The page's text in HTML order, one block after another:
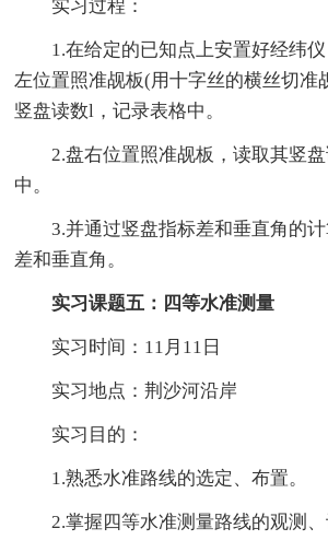
实习过程：
1.在给定的已知点上安置好经纬仪
左位置照准觇板(用十字丝的横丝切准
竖盘读数l，记录表格中。
2.盘右位置照准觇板，读取其竖盘
中。
3.并通过竖盘指标差和垂直角的计
差和垂直角。
实习课题五：四等水准测量
实习时间：11月11日
实习地点：荆沙河沿岸
实习目的：
1.熟悉水准路线的选定、布置。
2.掌握四等水准测量路线的观测、